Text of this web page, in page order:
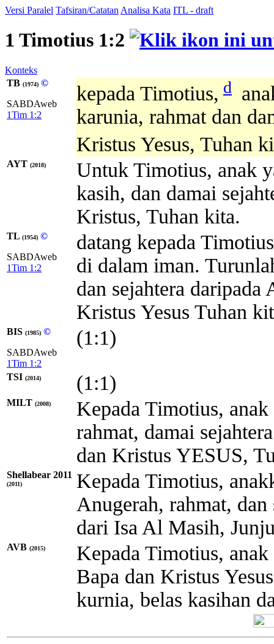
Versi Paralel Tafsiran/Catatan Analisa Kata ITL - draft
1 Timotius 1:2
Konteks
TB (1974) ©
SABDAweb
1Tim 1:2
kepada Timotius, d
karunia, rahmat dan
Kristus Yesus, Tuhan
AYT (2018)
Untuk Timotius, anak
kasih, dan damai
Kristus, Tuhan kita.
TL (1954) ©
SABDAweb
1Tim 1:2
datang kepada
di dalam iman.
dan sejahtera
Kristus Yesus Tuhan
BIS (1985) ©
SABDAweb
1Tim 1:2
(1:1)
TSI (2014) (1:1)
MILT (2008)
Kepada Timotius,
rahmat, damai
dan Kristus YESUS,
Shellabear 2011
(2011)
Kepada Timotius,
Anugerah, rahmat,
dari Isa Al Masih,
AVB (2015)
Kepada Timotius,
Bapa dan Kristus
kurnia, belas kasihan